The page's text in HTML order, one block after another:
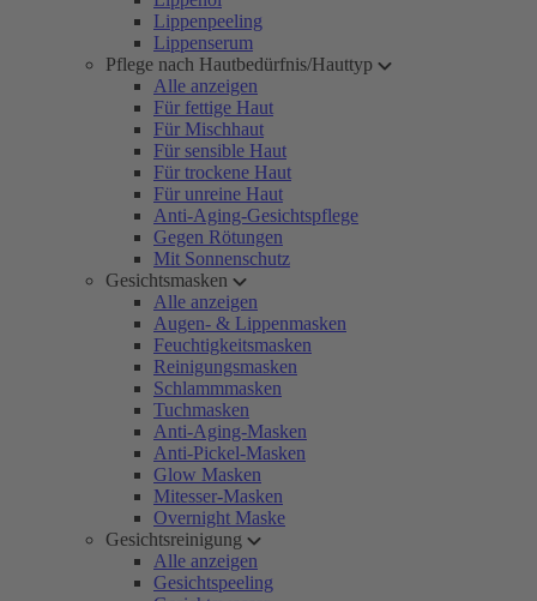
Lippenpeeling
Lippenserum
Pflege nach Hautbedürfnis/Hauttyp
Alle anzeigen
Für fettige Haut
Für Mischhaut
Für sensible Haut
Für trockene Haut
Für unreine Haut
Anti-Aging-Gesichtspflege
Gegen Rötungen
Mit Sonnenschutz
Gesichtsmasken
Alle anzeigen
Augen- & Lippenmasken
Feuchtigkeitsmasken
Reinigungsmasken
Schlammmasken
Tuchmasken
Anti-Aging-Masken
Anti-Pickel-Masken
Glow Masken
Mitesser-Masken
Overnight Maske
Gesichtsreinigung
Alle anzeigen
Gesichtspeeling